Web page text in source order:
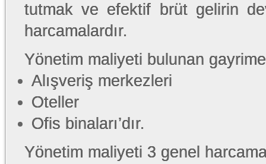
tutmak ve efektif brüt gelirin
harcamalardır.
Yönetim maliyeti bulunan
Alışveriş merkezleri
Oteller
Ofis binaları’dır.
Yönetim maliyeti 3 genel